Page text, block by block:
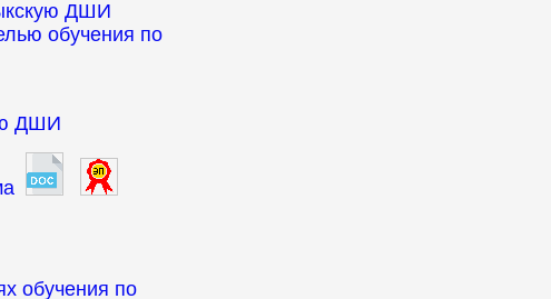
ДШИ
обучения по
ДШИ
обучения по